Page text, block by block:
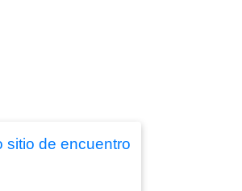
sitio de encuentro